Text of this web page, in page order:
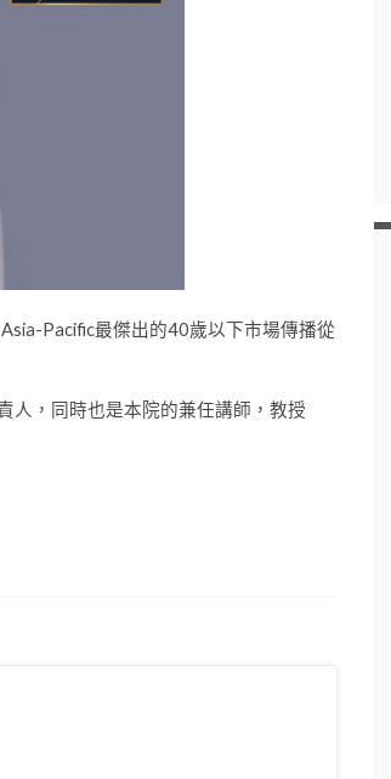
Pacific最傑出的40歲以下市場傳播從
人，同時也是本院的兼任講師，教授